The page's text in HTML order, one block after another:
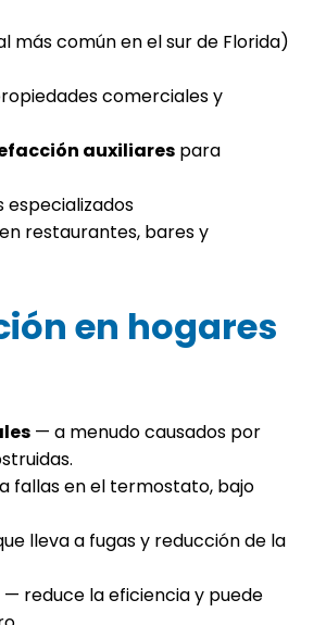
más común en el sur de Florida)
comerciales y
auxiliares para
especializados
restaurantes, bares y
en hogares
— a menudo causados por
fallas en el termostato, bajo
lleva a fugas y reducción de la
— reduce la eficiencia y puede